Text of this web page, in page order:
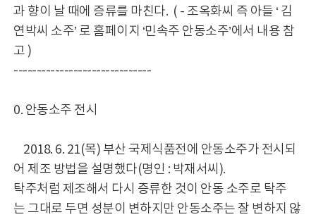
과 향이 날 때에 증류를 마친다. ( - 조옥화씨 즉 아들 ‘ 김
연박씨 소주’ 로 홈페이지 ‘민속주 안동소주’에서 내용 참
고 )
------------------------------
0. 안동소주 전시
2018. 6. 21(목) 부산 국제식품전에 안동소주가 전시되
어 제조 방법을 설명했다(명인 : 박재서씨).
탁주처럼 제조해서 다시 증류한 것이 안동 소주로 탁주
는 그대로 두면 성분이 변하지만 안동소주는 잘 변하지 않